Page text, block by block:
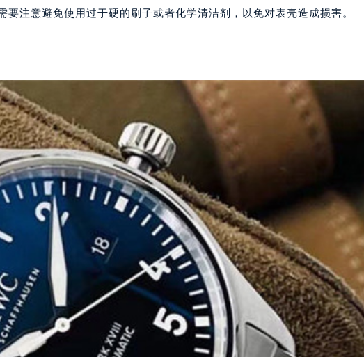
注意避免使用过于硬的刷子或者化学清洁剂，以免对表壳造成损害。